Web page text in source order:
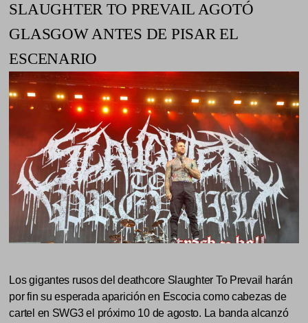
SLAUGHTER TO PREVAIL AGOTÓ
GLASGOW ANTES DE PISAR EL
ESCENARIO
Los gigantes rusos del deathcore Slaughter To Prevail harán
por fin su esperada aparición en Escocia como cabezas de
cartel en SWG3 el próximo 10 de agosto. La banda alcanzó